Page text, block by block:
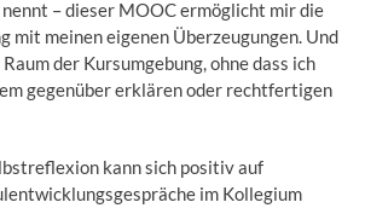
– dieser MOOC ermöglicht mir die
mit meinen eigenen Überzeugungen. Und
der Kursumgebung, ohne dass ich
gegenüber erklären oder rechtfertigen
kann sich positiv auf
im Kollegium